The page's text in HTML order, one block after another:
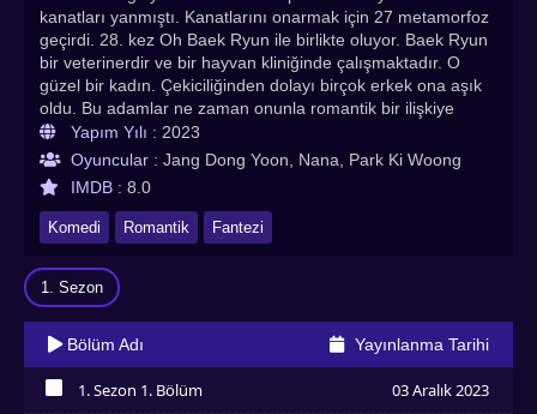
kanatları yanmıştı. Kanatlarını onarmak için 27 metamorfoz
geçirdi. 28. kez Oh Baek Ryun ile birlikte oluyor. Baek Ryun
bir veterinerdir ve bir hayvan kliniğinde çalışmaktadır. O
güzel bir kadın. Çekiciliğinden dolayı birçok erkek ona aşık
oldu. Bu adamlar ne zaman onunla romantik bir ilişkiye
girseler, her zaman ölüme yakın bir deneyim yaşıyorlar ve
sonra ondan kaçıyorlardı. Şanssızlık yüzünden Baek Ryun
kimseyle çıkmıyor ama kaderin adamıyla tanışmayı çok
istiyor.
Yapım Yılı : 2023
Oyuncular : Jang Dong Yoon, Nana, Park Ki Woong
IMDB : 8.0
Komedi Romantik Fantezi
1. Sezon
Bölüm Adı Yayınlanma Tarihi
1. Sezon 1. Bölüm 03 Aralık 2023